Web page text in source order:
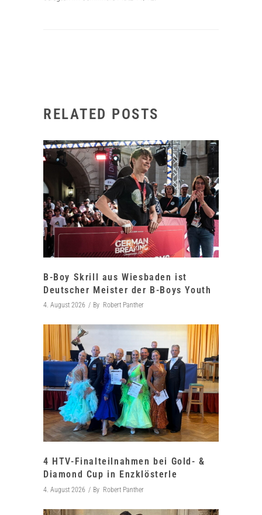
RELATED POSTS
B-Boy Skrill aus Wiesbaden ist
Deutscher Meister der B-Boys Youth
4. August 2026 By Robert Panther
4 HTV-Finalteilnahmen bei Gold- &
Diamond Cup in Enzklösterle
4. August 2026 By Robert Panther